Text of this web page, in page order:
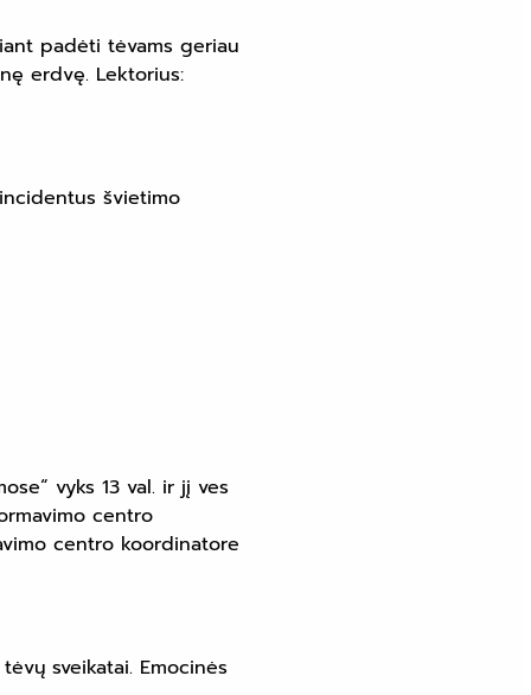
padėti tėvams geriau
erdvę. Lektorius:
švietimo
vyks 13 val. ir jį ves
centro
centro koordinatore
sveikatai. Emocinės